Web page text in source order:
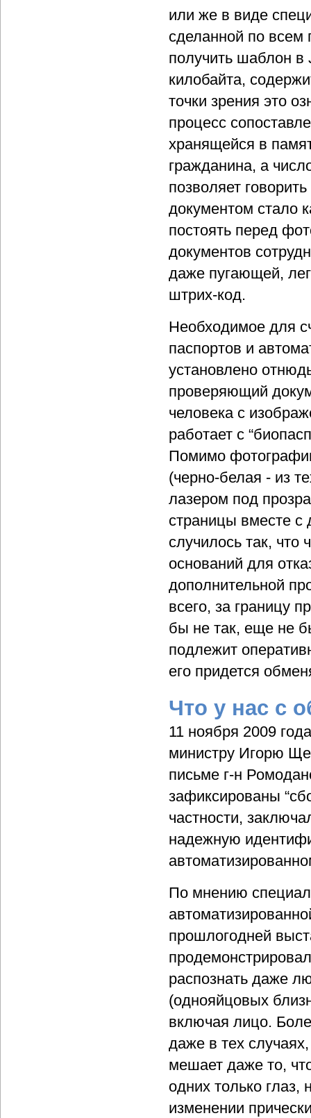
или же в виде
сделанной по
получить шаблон в
килобайта,
точки зрения это
процесс
хранящейся в
гражданина, а
позволяет
документом стало
постоять перед
документов
даже пугающей,
штрих-код.
Необходимое для
паспортов и
установлено
проверяющий
человека с
работает с
Помимо
(черно-белая - из
лазером под
страницы вместе с
случилось так, что
оснований для
дополнительной
всего, за границу
бы не так, еще не
подлежит
его придется
Что у нас с
11 ноября 2009
министру Игорю
письме г-н
зафиксированы
частности,
надежную
По мнению
прошлогодней
распознать даже
(однояйцовых
включая лицо.
даже в тех
мешает даже то,
одних только глаз,
изменении